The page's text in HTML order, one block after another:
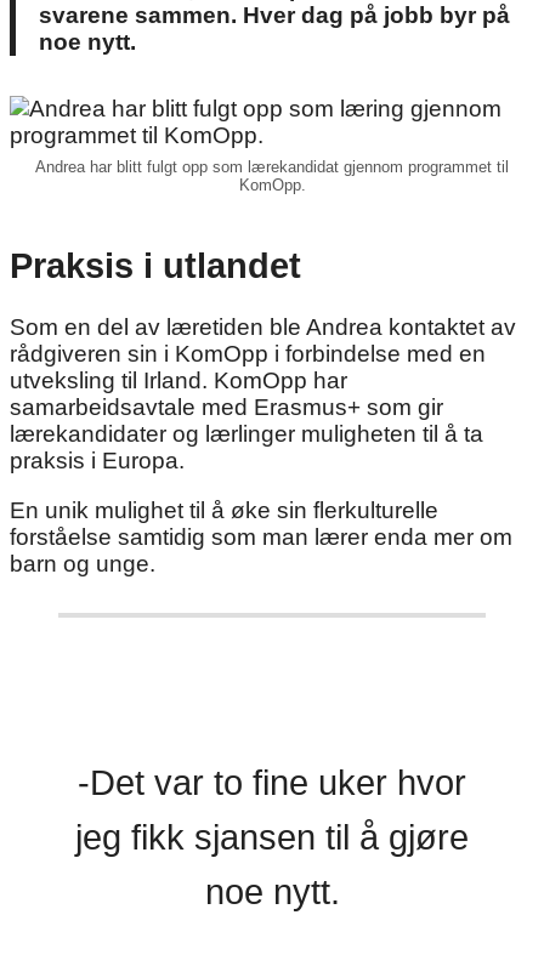
svarene sammen. Hver dag på jobb byr på
noe nytt.
Andrea har blitt fulgt opp som lærekandidat gjennom programmet til
KomOpp.
Praksis i utlandet
Som en del av læretiden ble Andrea kontaktet av
rådgiveren sin i KomOpp i forbindelse med en
utveksling til Irland. KomOpp har
samarbeidsavtale med Erasmus+ som gir
lærekandidater og lærlinger muligheten til å ta
praksis i Europa.
En unik mulighet til å øke sin flerkulturelle
forståelse samtidig som man lærer enda mer om
barn og unge.
-Det var to fine uker hvor
jeg fikk sjansen til å gjøre
noe nytt.